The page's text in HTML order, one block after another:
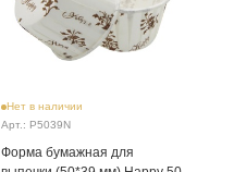
Нет в наличии
Арт.: P5039N
Форма бумажная для